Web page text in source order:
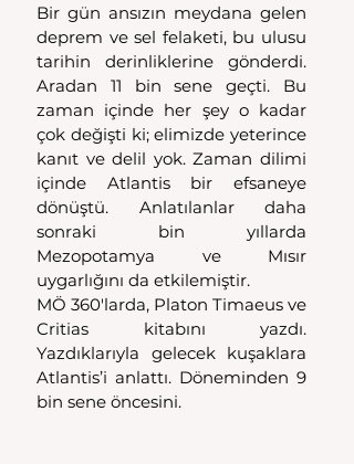
Bir gün ansızın meydana gelen
deprem ve sel felaketi, bu ulusu
tarihin derinliklerine gönderdi.
Aradan 11 bin sene geçti. Bu
zaman içinde her şey o kadar
çok değişti ki; elimizde yeterince
kanıt ve delil yok. Zaman dilimi
içinde Atlantis bir efsaneye
dönüştü. Anlatılanlar daha
sonraki bin yıllarda
Mezopotamya ve Mısır
uygarlığını da etkilemiştir.
MÖ 360'larda, Platon Timaeus ve
Critias kitabını yazdı.
Yazdıklarıyla gelecek kuşaklara
Atlantis’i anlattı. Döneminden 9
bin sene öncesini.